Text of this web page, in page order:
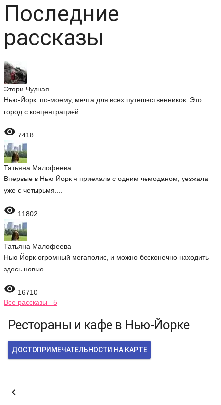
Последние
рассказы
Этери Чудная
Нью-Йорк, по-моему, мечта для всех путешественников. Это
город с концентрацией...
 7418
Татьяна Малофеева
Впервые в Нью Йорк я приехала с одним чемоданом, уезжала
уже с четырьмя....
 11802
Татьяна Малофеева
Нью Йорк-огромный мегаполис, и можно бесконечно находить
здесь новые...
 16710
Все рассказы 5
Рестораны и кафе в Нью-Йорке
ДОСТОПРИМЕЧАТЕЛЬНОСТИ НА КАРТЕ
